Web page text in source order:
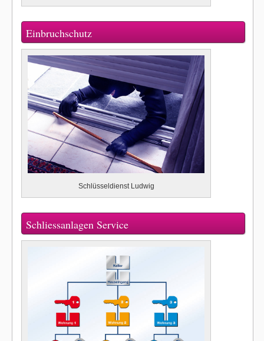
Einbruchschutz
Schlüsseldienst Ludwig
Schliessanlagen Service